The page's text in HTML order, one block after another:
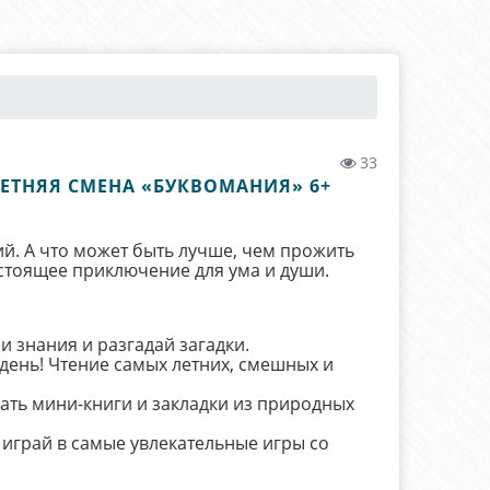
33
СМЕНА «БУКВОМАНИЯ» 6+
А что может быть лучше, чем прожить
приключение для ума и души.
знания и разгадай загадки.
Чтение самых летних, смешных и
мини-книги и закладки из природных
в самые увлекательные игры со